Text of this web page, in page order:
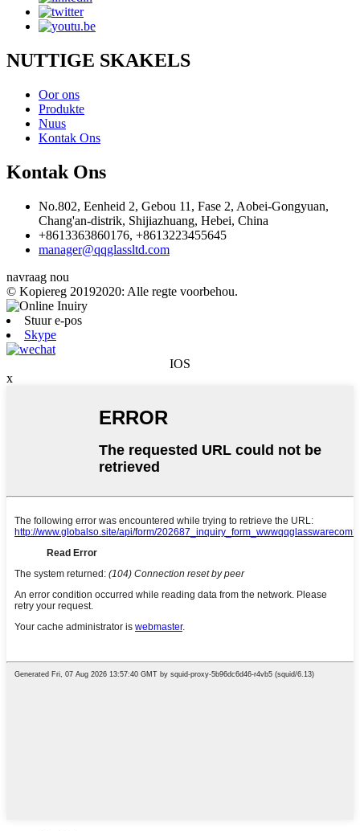
NUTTIGE SKAKELS
Oor ons
Produkte
Nuus
Kontak Ons
Kontak Ons
No.802, Eenheid 2, Gebou 11, Fase 2, Aobei-Gongyuan,
Chang'an-distrik, Shijiazhuang, Hebei, China
+8613363860176, +8613223455645
manager@qqglassltd.com
navraag nou
© Kopiereg 20192020: Alle regte voorbehou.
Stuur e-pos
Skype
IOS
x